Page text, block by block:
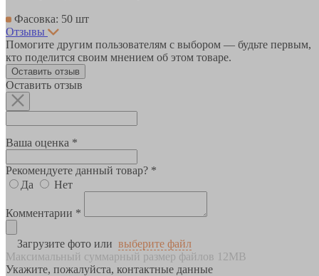
Фасовка: 50 шт
Отзывы
Помогите другим пользователям с выбором — будьте первым,
кто поделится своим мнением об этом товаре.
Оставить отзыв
Оставить отзыв
Ваша оценка *
Рекомендуете данный товар? *
Да
Нет
Комментарии *
Загрузите фото или выберите файл
Максимальный суммарный размер файлов 12MB
Укажите, пожалуйста, контактные данные